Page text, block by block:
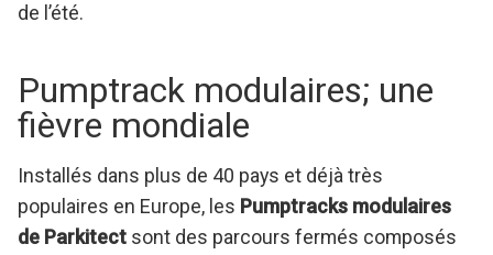
de l’été.
Pumptrack modulaires; une
fièvre mondiale
Installés dans plus de 40 pays et déjà très
populaires en Europe, les Pumptracks modulaires
de Parkitect sont des parcours fermés composés